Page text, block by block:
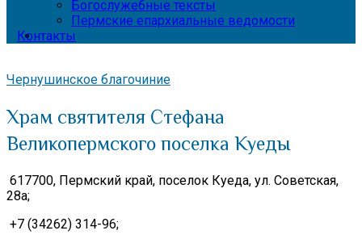
Богослужебные тексты
Пермские епархиальные ведомости
Контакты
Чернушинское благочиние
Храм святителя Стефана
Великопермского поселка Куеды
617700, Пермский край, поселок Куеда, ул. Советская,
28а;
+7 (34262) 314-96;